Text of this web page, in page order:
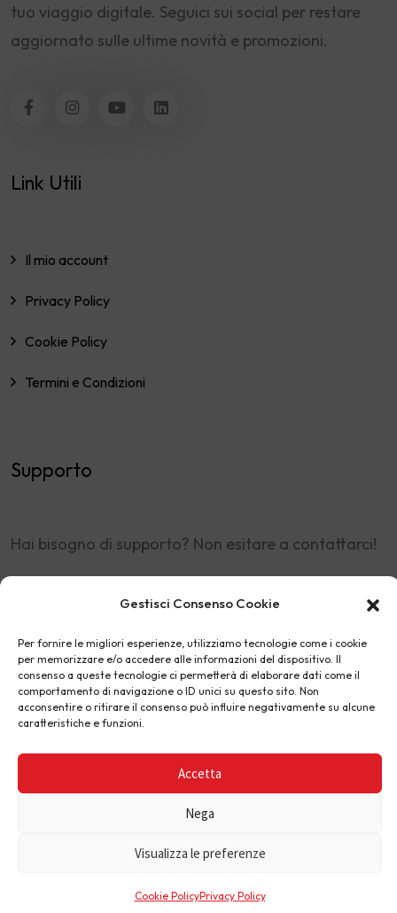
Gestisci Consenso Cookie
Per fornire le migliori esperienze, utilizziamo tecnologie come i cookie
per memorizzare e/o accedere alle informazioni del dispositivo. Il
consenso a queste tecnologie ci permetterà di elaborare dati come il
comportamento di navigazione o ID unici su questo sito. Non
acconsentire o ritirare il consenso può influire negativamente su alcune
caratteristiche e funzioni.
Accetta
Nega
Visualizza le preferenze
Cookie PolicyPrivacy Policy
tuo viaggio digitale. Seguici sui social per restare
aggiornato sulle ultime novità e promozioni.
Link Utili
Il mio account
Privacy Policy
Cookie Policy
Termini e Condizioni
Supporto
Hai bisogno di supporto? Non esitare a contattarci!
Via A.Pacinotti 2, Santa Croce sull'Arno (Pisa) -
shop@nkey.it
+39 0571 367749
© Copyright 2023, Al Right Reserved